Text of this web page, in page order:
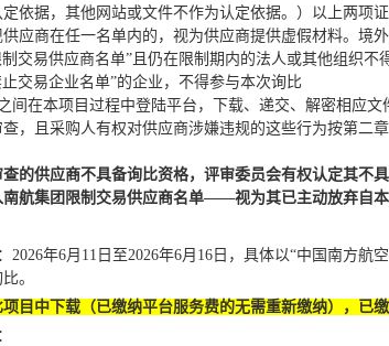
依据，其他网站或文件不作为认定依据。）以上两
应商在任一名单内的，视为供应商提供虚假材料。境
制交易供应商名单”且仍在限制期内的法人或其他组织不
止交易企业名单”的企业，不得参与本次询比
间在本项目过程中登陆平台 ，下载、递交、解密相应
，且采购人有权对供应商涉嫌违规的这些行为按第二
的供应商不具备询比资格，评审委员会有权认定其不
航集团限制交易供应商名单——视为其已主动放弃自
2026年6月 11 日至2026年6月 16 日 ，具体以“中国南方航
比。
项目中下载 （ 已缴纳平台服务费的无需重新缴纳）
，已